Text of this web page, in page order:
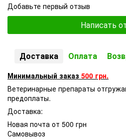
Добавьте первый отзыв
Написать
Доставка Оплата
Минимальный заказ 500 грн.
Ветеринарные препараты
предоплаты.
Доставка:
Новая почта от 500 грн
Самовывоз